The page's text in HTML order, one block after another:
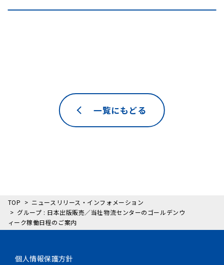
一覧にもどる
TOP
ニュースリリース・インフォメーション
グループ : 日本出版販売／当社物流センターのゴールデンウ
ィーク稼働日程のご案内
個人情報保護方針